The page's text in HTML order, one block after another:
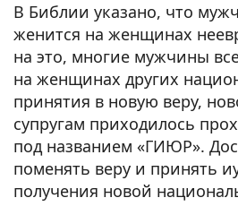
В Библии указано, что
женится на женщинах
на это, многие мужчины
на женщинах других
принятия в новую веру,
супругам приходилось
под названием «ГИЮР».
поменять веру и принять
получения новой